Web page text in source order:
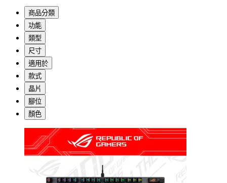
商品分類
功能
類型
尺寸
適用於
款式
晶片
腳位
顏色